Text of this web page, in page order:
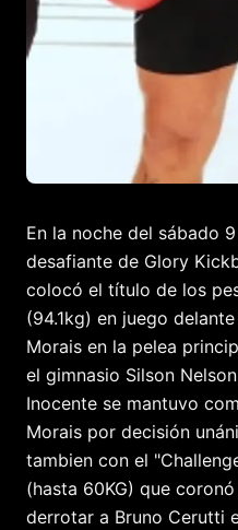
En la noche del sábado
desafiante de Glory
colocó el título de los
(94.1kg) en juego
Morais en la pelea
el gimnasio Silson
Inocente se mantuvo
Morais por decisión
tambien con el
(hasta 60KG) que
derrotar a Bruno Cerutti